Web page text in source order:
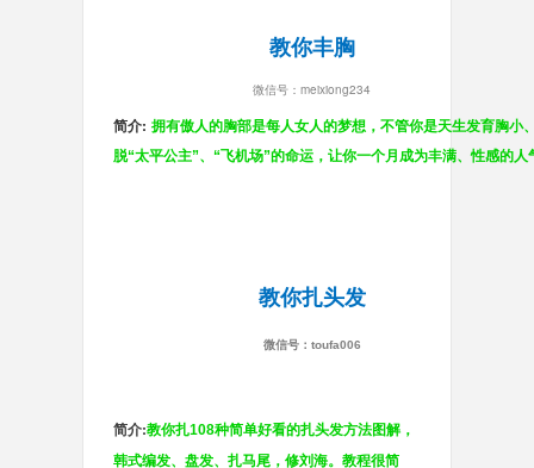
教你丰胸
微信号：meixiong234
简介: 拥有傲人的胸部是每人女人的梦想，不管你是天生发育胸小
脱“太平公主”、“飞机场”的命运，让你一个月成为丰满、性感的人
教你扎头发
微信号：toufa006
简介:教你扎108种简单好看的扎头发方法图解，
韩式编发、盘发、扎马尾，修刘海。教程很简